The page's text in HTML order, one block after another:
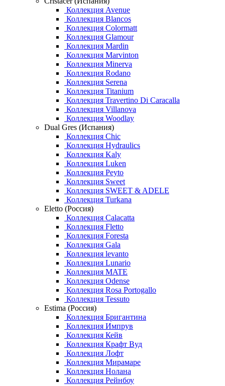
Коллекция Avenue
Коллекция Blancos
Коллекция Colormatt
Коллекция Glamour
Коллекция Mardin
Коллекция Marvinton
Коллекция Minerva
Коллекция Rodano
Коллекция Serena
Коллекция Titanium
Коллекция Travertino Di Caracalla
Коллекция Villanova
Коллекция Woodlay
Dual Gres (Испания)
Коллекция Chic
Коллекция Hydraulics
Коллекция Kaly
Коллекция Luken
Коллекция Peyto
Коллекция Sweet
Коллекция SWEET & ADELE
Коллекция Turkana
Eletto (Россия)
Коллекция Calacatta
Коллекция Fletto
Коллекция Foresta
Коллекция Gala
Коллекция levanto
Коллекция Lunario
Коллекция MATE
Коллекция Odense
Коллекция Rosa Portogallo
Коллекция Tessuto
Estima (Россия)
Коллекция Бригантина
Коллекция Импрув
Коллекция Кейв
Коллекция Крафт Вуд
Коллекция Лофт
Коллекция Мирамаре
Коллекция Нолана
Коллекция Рейнбоу